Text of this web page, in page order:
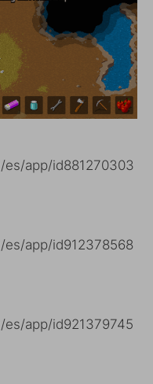
app/id881270303
app/id912378568
app/id921379745